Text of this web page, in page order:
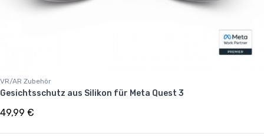
VR/AR Zubehör
Gesichtsschutz aus Silikon für Meta Quest 3
49,99 €